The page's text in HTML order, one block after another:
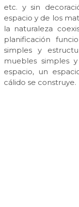
etc. y sin
espacio y de los
la naturaleza
planificación
simples y
muebles simples
espacio, un
cálido se construye.